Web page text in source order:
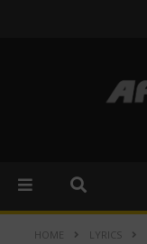
HOME LYRICS